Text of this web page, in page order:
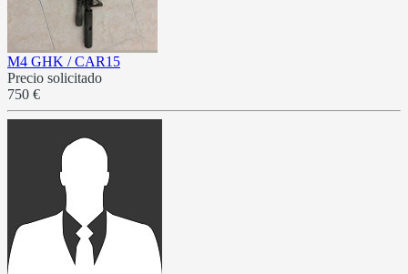
M4 GHK / CAR15
Precio solicitado
750 €